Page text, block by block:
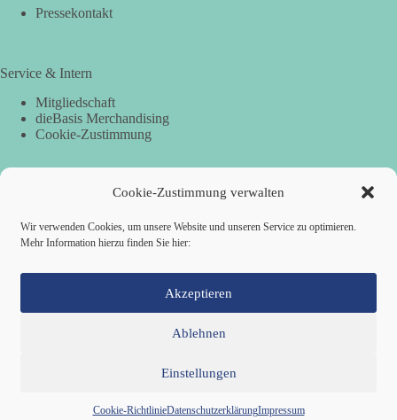
Cookie-Zustimmung verwalten
Wir verwenden Cookies, um unsere Website und unseren Service zu optimieren.
Mehr Information hierzu finden Sie hier:
Akzeptieren
Ablehnen
Einstellungen
Cookie-RichtlinieDatenschutzerklärungImpressum
Pressekontakt
Service & Intern
Mitgliedschaft
dieBasis Merchandising
Cookie-Zustimmung
Per Banküberweisung:
IBAN: DE87 2019 0003 0002 2499 01
Kontakt
Cookie-Richtlinie (EU)
Copyright © 2026 Basisdemokratische Partei Deutschland ·